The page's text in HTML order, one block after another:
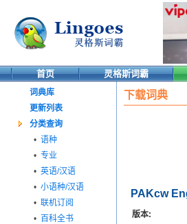
首页 灵格斯词霸
词典库
更新列表
分类查询
• 语种
• 专业
• 英语/汉语
• 小语种/汉语
• 联机订阅
• 百科全书
下载词典
PAKcw
版本: